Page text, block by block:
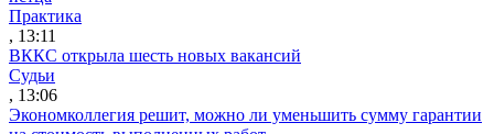
Практика
, 13:11
ВККС открыла шесть новых вакансий
Судьи
, 13:06
Экономколлегия решит, можно ли уменьшить сумму гарантии